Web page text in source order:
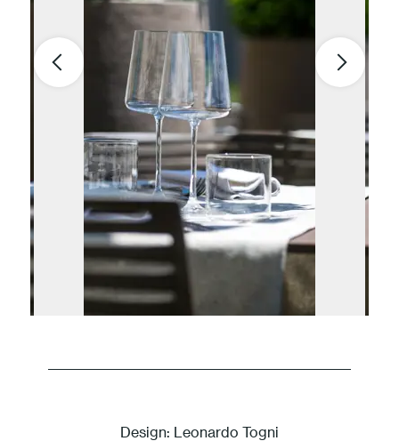
Design: Leonardo Togni